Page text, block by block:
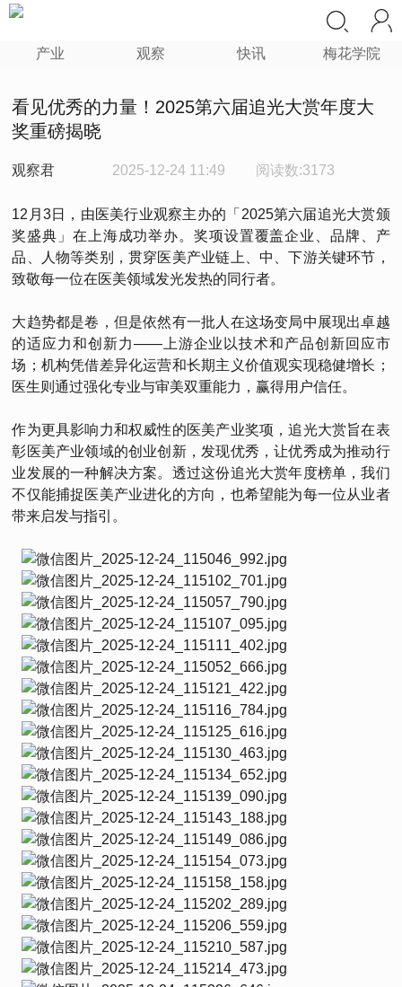
产业 观察 快讯 梅花学院
看见优秀的力量！2025第六届追光大赏年度大
奖重磅揭晓
观察君 2025-12-24 11:49 阅读数:3173
12月3日，由医美行业观察主办的「2025第六届追光大赏颁
奖盛典」在上海成功举办。奖项设置覆盖企业、品牌、产
品、人物等类别，贯穿医美产业链上、中、下游关键环节，
致敬每一位在医美领域发光发热的同行者。
大趋势都是卷，但是依然有一批人在这场变局中展现出卓越
的适应力和创新力——上游企业以技术和产品创新回应市
场；机构凭借差异化运营和长期主义价值观实现稳健增长；
医生则通过强化专业与审美双重能力，赢得用户信任。
作为更具影响力和权威性的医美产业奖项，追光大赏旨在表
彰医美产业领域的创业创新，发现优秀，让优秀成为推动行
业发展的一种解决方案。透过这份追光大赏年度榜单，我们
不仅能捕捉医美产业进化的方向，也希望能为每一位从业者
带来启发与指引。